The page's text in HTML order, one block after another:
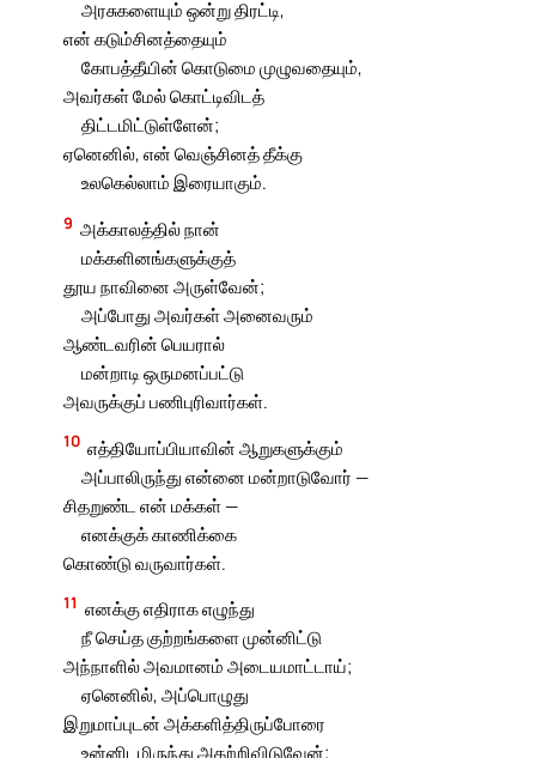
அரசுகளையும் ஒன்று திரட்டி,
என் கடும்சினத்தையும்
கோபத்தீயின் கொடுமை முழுவதையும்,
அவர்கள் மேல் கொட்டிவிடத்
திட்டமிட்டுள்ளேன்;
ஏனெனில், என் வெஞ்சினத் தீக்கு
உலகெல்லாம் இரையாகும்.
9 அக்காலத்தில் நான்
மக்களினங்களுக்குத்
தூய நாவினை அருள்வேன்;
அப்போது அவர்கள் அனைவரும்
ஆண்டவரின் பெயரால்
மன்றாடி ஒருமனப்பட்டு
அவருக்குப் பணிபுரிவார்கள்.
10 எத்தியோப்பியாவின் ஆறுகளுக்கும்
அப்பாலிருந்து என்னை மன்றாடுவோர் —
சிதறுண்ட என் மக்கள் —
எனக்குக் காணிக்கை
கொண்டு வருவார்கள்.
11 எனக்கு எதிராக எழுந்து
நீ செய்த குற்றங்களை முன்னிட்டு
அந்நாளில் அவமானம் அடையமாட்டாய்;
ஏனெனில், அப்பொழுது
இறுமாப்புடன் அக்களித்திருப்போரை
உன்னிடமிருந்து அகற்றிவிடுவேன்;